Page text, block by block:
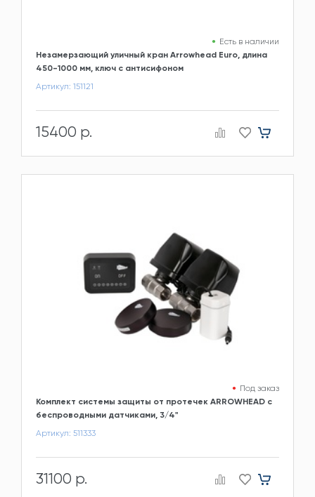
Есть в наличии
Незамерзающий уличный кран Arrowhead Euro, длина
450-1000 мм, ключ с антисифоном
Артикул: 151121
15400 р.
Под заказ
Комплект системы защиты от протечек ARROWHEAD с
беспроводными датчиками, 3/4"
Артикул: 511333
31100 р.